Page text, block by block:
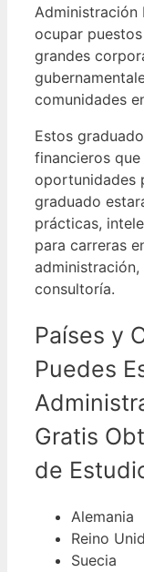
Administración
ocupar
grandes
comunidades
Estos
financieros
oportunidades
graduado
prácticas,
para carreras
consultoría.
Países y
Puedes
Gratis
de
Alemania
Reino
Suecia